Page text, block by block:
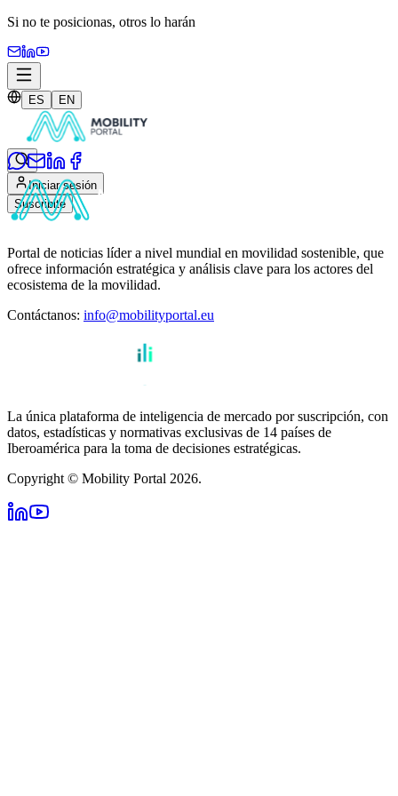
Si no te posicionas, otros lo harán
ES EN
Iniciar sesión
Suscribite
Portal de noticias líder a nivel mundial en movilidad sostenible, que
ofrece información estratégica y análisis clave para los actores del
ecosistema de la movilidad.
Contáctanos: info@mobilityportal.eu
La única plataforma de inteligencia de mercado por suscripción, con
datos, estadísticas y normativas exclusivas de 14 países de
Iberoamérica para la toma de decisiones estratégicas.
Copyright © Mobility Portal 2026.